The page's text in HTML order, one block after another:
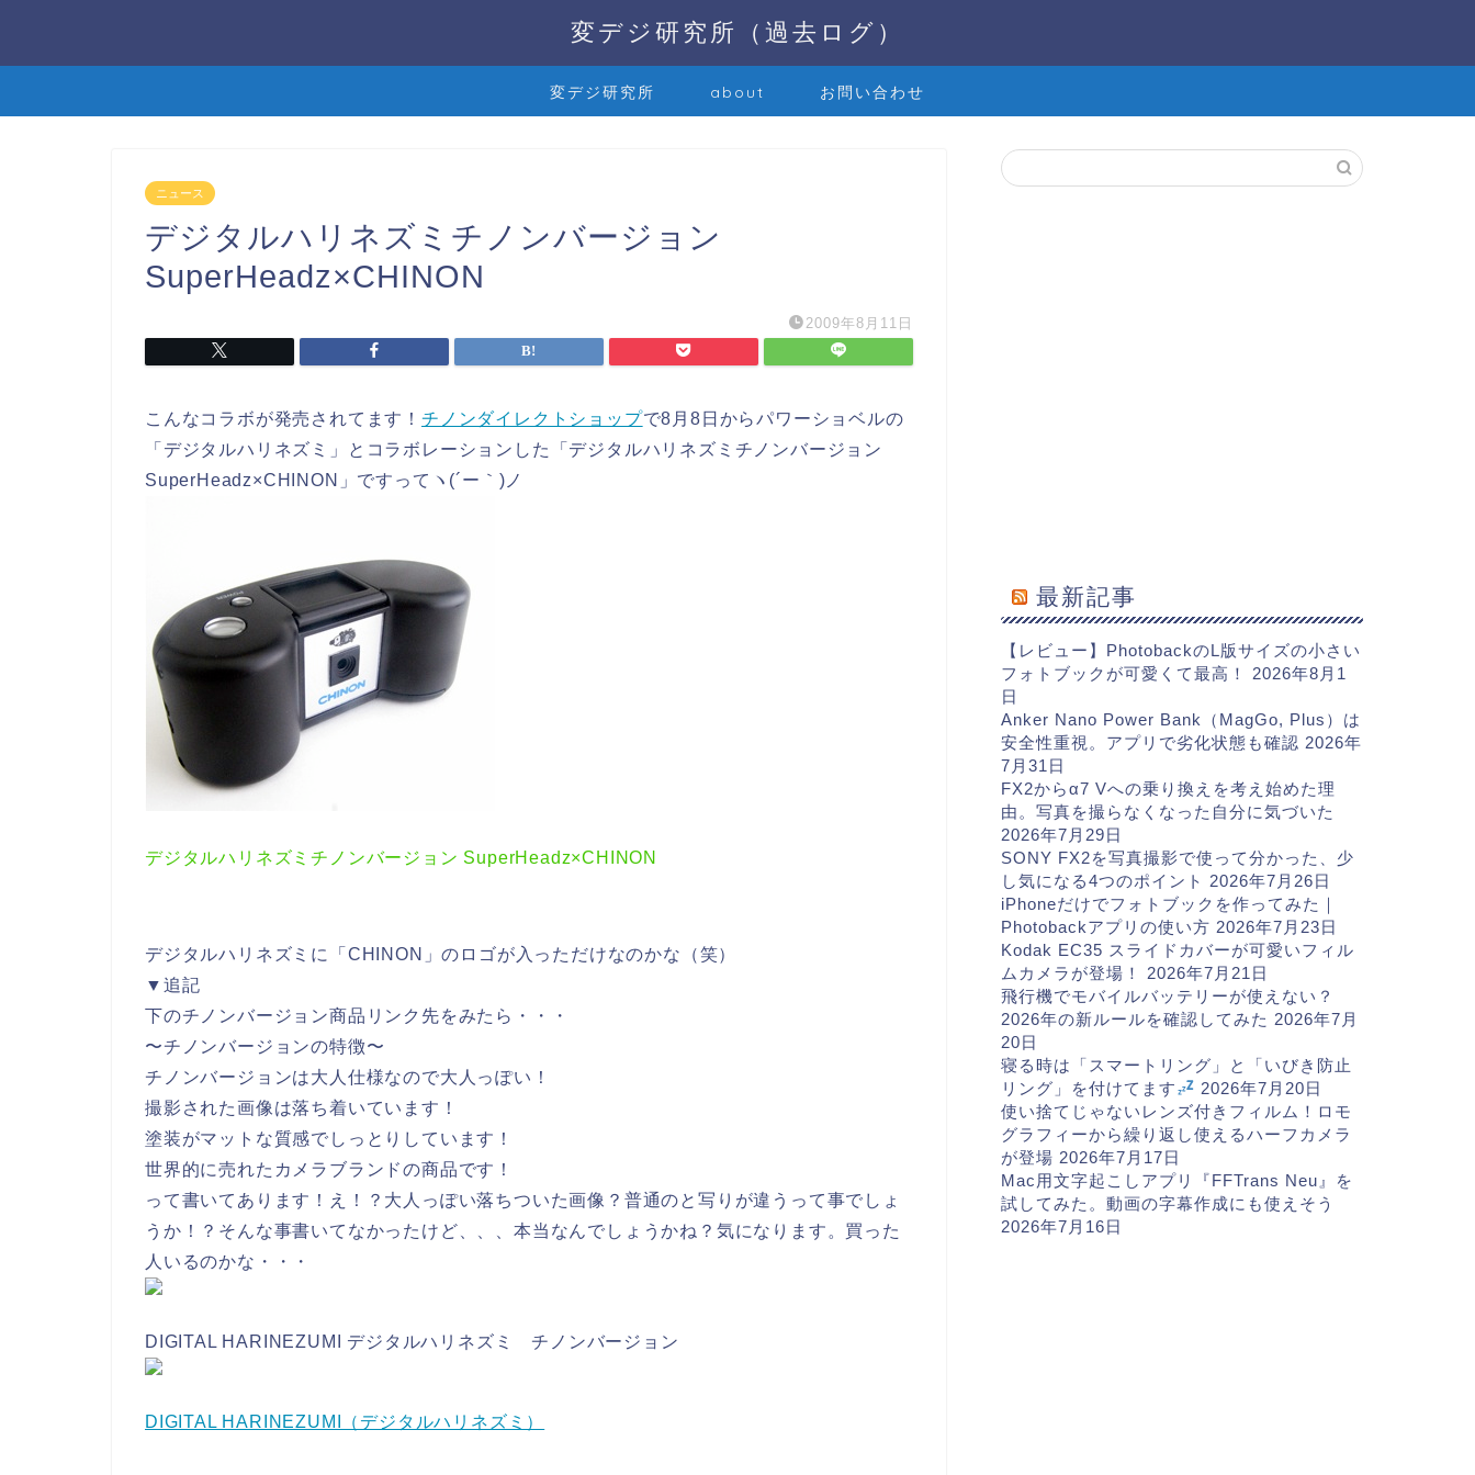
変デジ研究所（過去ログ）
変デジ研究所 about お問い合わせ
ニュース
デジタルハリネズミチノンバージョン
SuperHeadz×CHINON
2009年8月11日
こんなコラボが発売されてます！チノンダイレクトショップで8月8日からパワーショベルの
「デジタルハリネズミ」とコラボレーションした「デジタルハリネズミチノンバージョン
SuperHeadz×CHINON」ですってヽ(´ー｀)ノ
デジタルハリネズミチノンバージョン SuperHeadz×CHINON
デジタルハリネズミに「CHINON」のロゴが入っただけなのかな（笑）
▼追記
下のチノンバージョン商品リンク先をみたら・・・
〜チノンバージョンの特徴〜
チノンバージョンは大人仕様なので大人っぽい！
撮影された画像は落ち着いています！
塗装がマットな質感でしっとりしています！
世界的に売れたカメラブランドの商品です！
って書いてあります！え！？大人っぽい落ちついた画像？普通のと写りが違うって事でしょ
うか！？そんな事書いてなかったけど、、、本当なんでしょうかね？気になります。買った
人いるのかな・・・
DIGITAL HARINEZUMI デジタルハリネズミ チノンバージョン
DIGITAL HARINEZUMI（デジタルハリネズミ）
最新記事
【レビュー】PhotobackのL版サイズの小さい
フォトブックが可愛くて最高！
2026年8月1
日
Anker Nano Power Bank（MagGo, Plus）は
安全性重視。アプリで劣化状態も確認 2026年
7月31日
FX2からα7 Vへの乗り換えを考え始めた理
由。写真を撮らなくなった自分に気づいた
2026年7月29日
SONY FX2を写真撮影で使って分かった、少
し気になる4つのポイント 2026年7月26日
iPhoneだけでフォトブックを作ってみた｜
Photobackアプリの使い方 2026年7月23日
Kodak EC35 スライドカバーが可愛いフィル
ムカメラが登場！
2026年7月21日
飛行機でモバイルバッテリーが使えない？
2026年の新ルールを確認してみた 2026年7月
20日
寝る時は「スマートリング」と「いびき防止
リング」を付けてます
2026年7月20日
使い捨てじゃないレンズ付きフィルム！ロモ
グラフィーから繰り返し使えるハーフカメラ
が登場 2026年7月17日
Mac用文字起こしアプリ『FFTrans Neu』を
試してみた。動画の字幕作成にも使えそう
2026年7月16日